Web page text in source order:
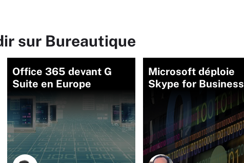
sur Bureautique
Office 365 devant G
Suite en Europe
Microsoft déploie
Skype for Business